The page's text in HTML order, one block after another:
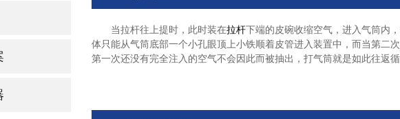
当拉杆往上提时，此时装在拉杆下端的皮碗收缩空气，进入气筒内
体只能从气筒底部一个小孔眼顶上小铁顺着皮管进入装置中，而当第二
第一次还没有完全注入的空气不会因此而被抽出，打气筒就是如此往返循